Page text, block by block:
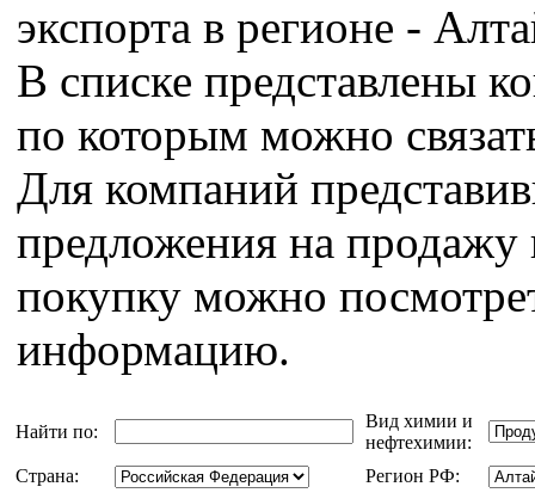
экспорта в регионе -
В списке представлены
по которым можно
Для компаний
предложения на продажу
покупку можно
информацию.
Найти по:
Вид химии и
нефтехимии:
Страна:
Регион РФ: